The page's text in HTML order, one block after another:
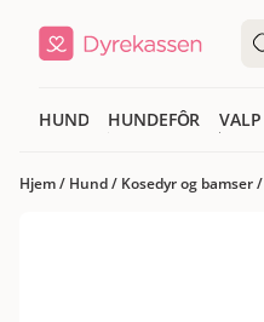
HUND HUNDEFÔR VALP
Hjem/ Hund/ Kosedyr og bamser/